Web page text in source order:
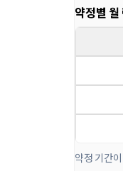
약정별 월
약정 기간